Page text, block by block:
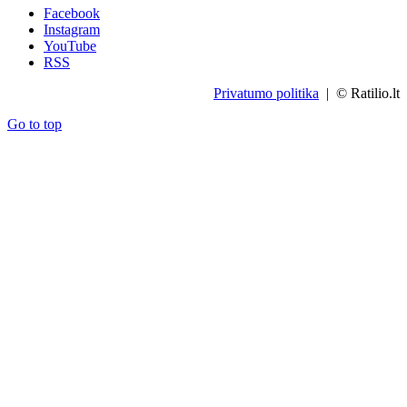
Facebook
Instagram
YouTube
RSS
Privatumo politika | © Ratilio.lt
Go to top